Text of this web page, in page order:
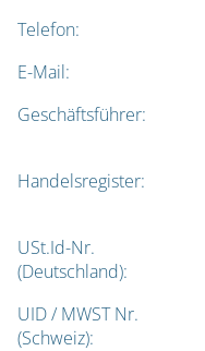
Telefon:
E-Mail:
Geschäftsführer:
Handelsregister:
USt.Id-Nr.
(Deutschland):
UID / MWST Nr.
(Schweiz):